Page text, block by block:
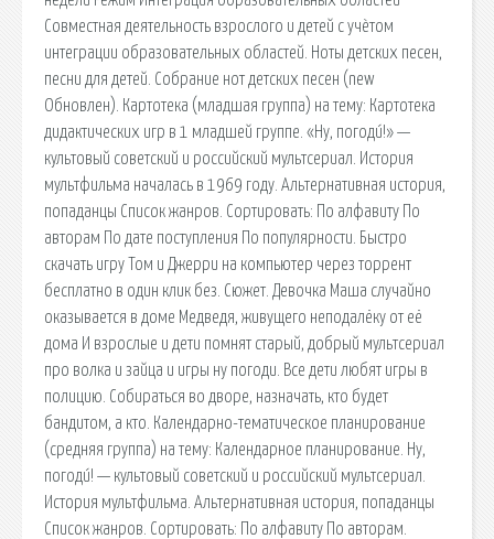
Совместная деятельность взрослого и детей с учѐтом
интеграции образовательных областей. Ноты детских песен,
песни для детей. Собрание нот детских песен (new
Обновлен). Картотека (младшая группа) на тему: Картотека
дидактических игр в 1 младшей группе. «Ну, погоди́!» —
культовый советский и российский мультсериал. История
мультфильма началась в 1969 году. Альтернативная история,
попаданцы Список жанров. Сортировать: По алфавиту По
авторам По дате поступления По популярности. Быстро
скачать игру Том и Джерри на компьютер через торрент
бесплатно в один клик без. Сюжет. Девочка Маша случайно
оказывается в доме Медведя, живущего неподалёку от её
дома И взрослые и дети помнят старый, добрый мультсериал
про волка и зайца и игры ну погоди. Все дети любят игры в
полицию. Собираться во дворе, назначать, кто будет
бандитом, а кто. Календарно-тематическое планирование
(средняя группа) на тему: Календарное планирование. Ну,
погоди́! — культовый советский и российский мультсериал.
История мультфильма. Альтернативная история, попаданцы
Список жанров. Сортировать: По алфавиту По авторам.